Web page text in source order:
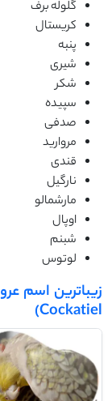
گلوله برف
کریستال
پنبه
شیری
شکر
سپیده
صدفی
مروارید
قندی
نارگیل
مارشمالو
اوپال
شبنم
لوتوس
Cockatiel)